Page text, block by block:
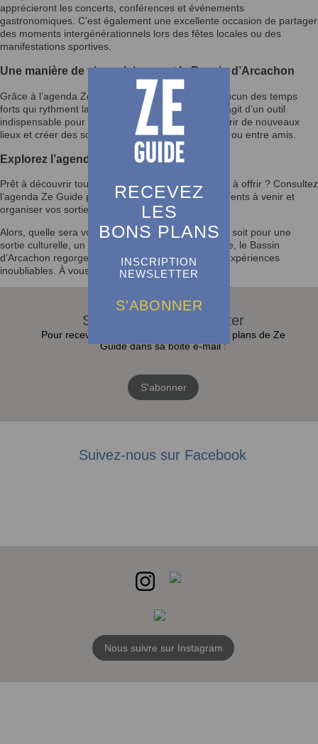
RECEVEZ
LES
BONS PLANS
INSCRIPTION
NEWSLETTER
S'ABONNER
apprécieront les concerts, conférences et événements
gastronomiques. C’est également une excellente occasion de partager
des moments intergénérationnels lors des fêtes locales ou des
manifestations sportives.
Une manière de vivre pleinement le Bassin d’Arcachon
Grâce à l’agenda Ze Guide, vous ne manquerez aucun des temps
forts qui rythment la vie du Bassin d’Arcachon. Il s’agit d’un outil
indispensable pour enrichir votre quotidien, découvrir de nouveaux
lieux et créer des souvenirs mémorables en famille ou entre amis.
Explorez l’agenda et laissez-vous inspirer
Prêt à découvrir tout ce que le Bassin d’Arcachon a à offrir ? Consultez
l’agenda Ze Guide pour rester informé des événements à venir et
organiser vos sorties selon vos envies.
Alors, quelle sera votre prochaine activité ? Que ce soit pour une
sortie culturelle, un festival ou un moment en famille, le Bassin
d’Arcachon regorge d’opportunités pour vivre des expériences
inoubliables. À vous de jouer !
S'abonner à la Newsletter
Pour recevoir toutes les actualités et bons plans de Ze
Guide dans sa boite e-mail :
S'abonner
Suivez-nous sur Facebook
Nous suivre sur Instagram